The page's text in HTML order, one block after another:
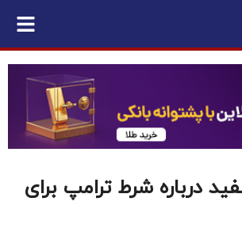
درباره شرط ترامپ برای